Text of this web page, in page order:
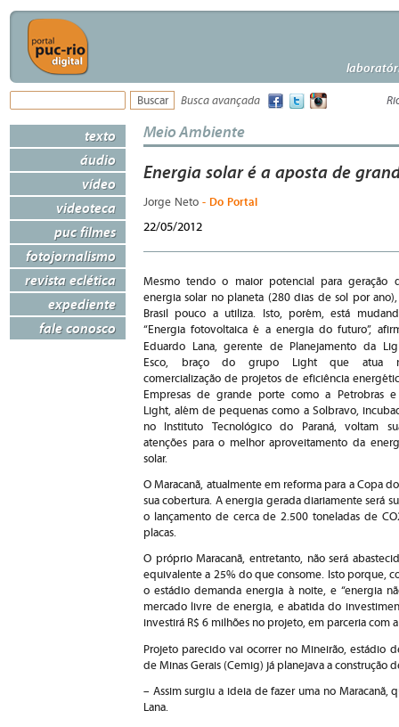
Busca avançada
texto
áudio
vídeo
videoteca
puc filmes
fotojornalismo
revista eclética
expediente
fale conosco
Meio Ambiente
Energia solar é a aposta de
Jorge Neto - Do Portal
22/05/2012
Mesmo tendo o maior potencial para geração
energia solar no planeta (280 dias de sol por
Brasil pouco a utiliza. Isto, porém, está
“Energia fotovoltaica é a energia do futuro”,
Eduardo Lana, gerente de Planejamento da
Esco, braço do grupo Light que atua
comercialização de projetos de eficiência
Empresas de grande porte como a Petrobras
Light, além de pequenas como a Solbravo,
no Instituto Tecnológico do Paraná, voltam
atenções para o melhor aproveitamento da
solar.
O Maracanã, atualmente em reforma para a Copa
sua cobertura. A energia gerada diariamente será
o lançamento de cerca de 2.500 toneladas de
placas.
O próprio Maracanã, entretanto, não será
equivalente a 25% do que consome. Isto porque,
o estádio demanda energia à noite, e “energia
mercado livre de energia, e abatida do
investirá R$ 6 milhões no projeto, em parceria com
Projeto parecido vai ocorrer no Mineirão, estádio
de Minas Gerais (Cemig) já planejava a construção
– Assim surgiu a ideia de fazer uma no Maracanã,
Lana.